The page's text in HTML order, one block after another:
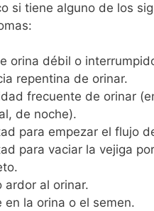
si tiene alguno de los
orina débil o
repentina de orinar.
frecuente de orinar
de noche).
para empezar el flujo
para vaciar la vejiga por
ardor al orinar.
en la orina o el semen.